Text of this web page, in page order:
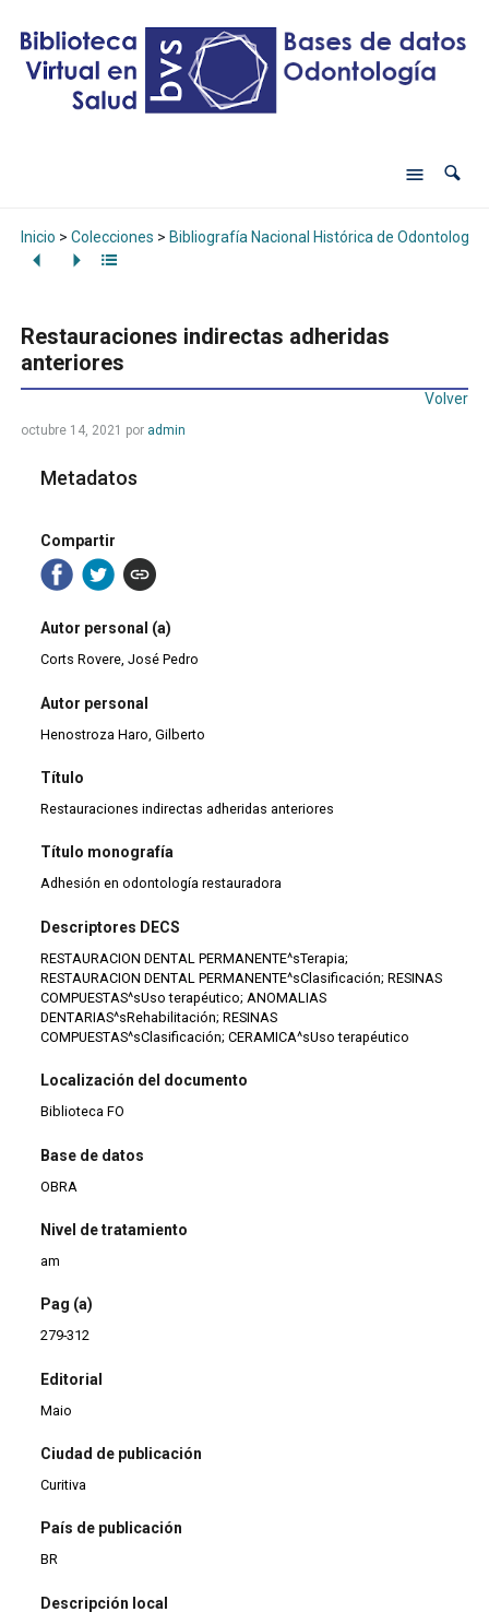
Inicio > Colecciones > Bibliografía Nacional Histórica de Odontología
Restauraciones indirectas adheridas
anteriores
Volver
octubre 14, 2021 por admin
Metadatos
Compartir
Autor personal (a)
Corts Rovere, José Pedro
Autor personal
Henostroza Haro, Gilberto
Título
Restauraciones indirectas adheridas anteriores
Título monografía
Adhesión en odontología restauradora
Descriptores DECS
RESTAURACION DENTAL PERMANENTE^sTerapia;
RESTAURACION DENTAL PERMANENTE^sClasificación; RESINAS
COMPUESTAS^sUso terapéutico; ANOMALIAS
DENTARIAS^sRehabilitación; RESINAS
COMPUESTAS^sClasificación; CERAMICA^sUso terapéutico
Localización del documento
Biblioteca FO
Base de datos
OBRA
Nivel de tratamiento
am
Pag (a)
279-312
Editorial
Maio
Ciudad de publicación
Curitiva
País de publicación
BR
Descripción local